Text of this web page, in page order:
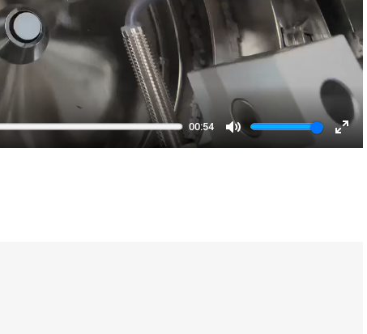
00:54
Mute
Enter